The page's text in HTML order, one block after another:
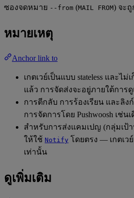
ซองจดหมาย --from (MAIL FROM) จะถู
หมายเหตุ
Anchor link to
เกตเวย์เป็นแบบ stateless และไ
แล้ว การจัดส่งจะอยู่ภายใต้การดู
การตีกลับ การร้องเรียน และลิง
การจัดการโดย Pushwoosh เช่
สำหรับการส่งแคมเปญ (กลุ่มเป้
ให้ใช้ Notify โดยตรง — เกตเว
เท่านั้น
ดูเพิ่มเติม